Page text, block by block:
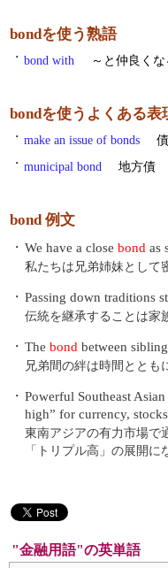
bondを使う熟語
・ bond with ～と仲良くな
bondを使うよくある表
・ make an issue of bonds
・ municipal bond 地方債
bond 例文
・ We have a close bond as
私たちは兄弟姉妹として
・ Passing down traditions
伝統を継承することは家
・ The bond between
兄弟間の絆は時間ととも
・ Powerful Southeast
high” for currency,
東南アジアの有力市場で
「トリプル高」の展開に
"金融用語"の英単語